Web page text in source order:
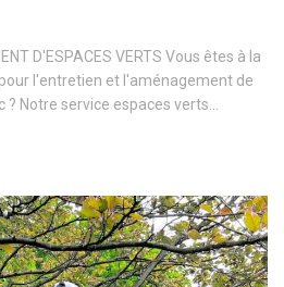
D'ESPACES VERTS Vous êtes à la
l'entretien et l'aménagement de
Notre service espaces verts...